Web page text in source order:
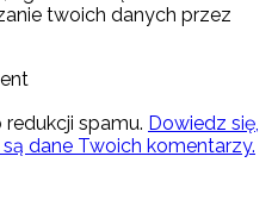
twoich danych przez
spamu. Dowiedz się,
dane Twoich komentarzy.